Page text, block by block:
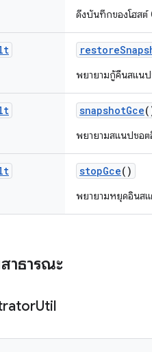
ดึงบันทึกของโฮสต์
restore
พยายามกู้คืนสแน
snapshotGce
พยายามสแนปชอ
stopGce()
พยายามหยุดอินส
าธารณะ
Util